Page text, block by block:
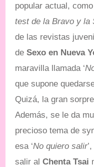
popular actual,
test de la Bravo y la
de las revistas
de Sexo en Nueva
maravilla llamada ‘
que supone
Quizá, la gran
Además, se le da
precioso tema de
esa ‘No quiero salir
salir al Chenta Tsai